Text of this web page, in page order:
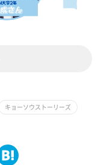
キョーソウストーリーズ